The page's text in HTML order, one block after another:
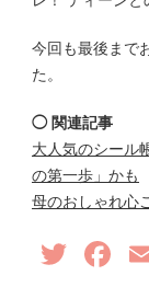
今回も最後まで
た。
◯ 関連記事
大人気のシール
の第一歩」かも
母のおしゃれ心